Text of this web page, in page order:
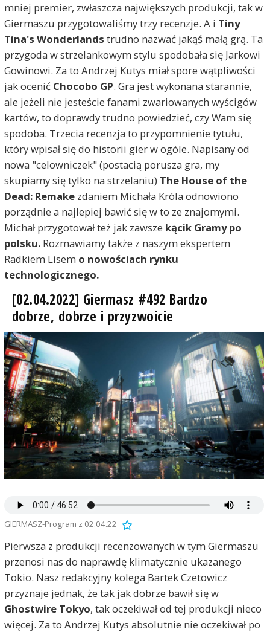
mniej premier, zwłaszcza największych produkcji, tak w
Giermaszu przygotowaliśmy trzy recenzje. A i Tiny
Tina's Wonderlands trudno nazwać jakąś małą grą. Ta
przygoda w strzelankowym stylu spodobała się Jarkowi
Gowinowi. Za to Andrzej Kutys miał spore wątpliwości
jak ocenić Chocobo GP. Gra jest wykonana starannie,
ale jeżeli nie jesteście fanami zwariowanych wyścigów
kartów, to doprawdy trudno powiedzieć, czy Wam się
spodoba. Trzecia recenzja to przypomnienie tytułu,
który wpisał się do historii gier w ogóle. Napisany od
nowa "celowniczek" (postacią porusza gra, my
skupiamy się tylko na strzelaniu) The House of the
Dead: Remakezdaniem Michała Króla odnowiono
porządnie a najlepiej bawić się w to ze znajomymi.
Michał przygotował też jak zawsze kącik Gramy po
polsku.Rozmawiamy także z naszym ekspertem
Radkiem Lisem o nowościach rynku
technologicznego.
[02.04.2022] Giermasz #492 Bardzo
dobrze, dobrze i przyzwoicie
GIERMASZ-Program z 02.04.22
Pierwsza z produkcji recenzowanych w tym Giermaszu
przenosi nas do naprawdę klimatycznie ukazanego
Tokio. Nasz redakcyjny kolega Bartek Czetowicz
przyznaje jednak, że tak jak dobrze bawił się w
Ghostwire Tokyo, tak oczekiwał od tej produkcji nieco
więcej. Za to Andrzej Kutys absolutnie nie oczekiwał po